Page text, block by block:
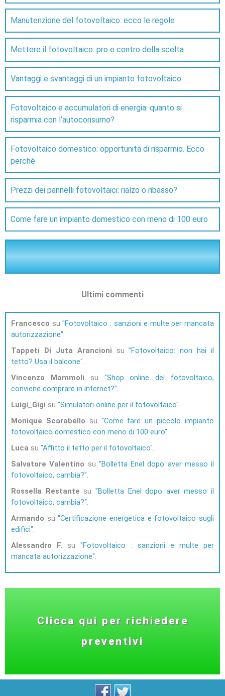
Manutenzione del fotovoltaico: ecco le regole
Mettere il fotovoltaico: pro e contro della scelta
Vantaggi e svantaggi di un impianto fotovoltaico
Fotovoltaico e accumulatori di energia: quanto si
risparmia con l’autoconsumo?
Fotovoltaico domestico: opportunità di risparmio. Ecco
perchè
Prezzi dei pannelli fotovoltaici: rialzo o ribasso?
Come fare un impianto domestico con meno di 100 euro
Ultimi commenti
Francesco su Fotovoltaico : sanzioni e multe per mancata
autorizzazione
Tappeti Di Juta Arancioni su Fotovoltaico: non hai il
tetto? Usa il balcone
Vincenzo Mammoli su
Shop online del fotovoltaico,
conviene comprare in internet?
Luigi_Gigi su Simulatori online per il fotovoltaico
Monique Scarabello su
Come fare un piccolo impianto
fotovoltaico domestico con meno di 100 euro
Luca su Affitto il tetto per il fotovoltaico
Salvatore Valentino su
Bolletta Enel dopo aver messo il
fotovoltaico, cambia?
Rossella Restante su
Bolletta Enel dopo aver messo il
fotovoltaico, cambia?
Armando su Certificazione energetica e fotovoltaico sugli
edifici
Alessandro F. su Fotovoltaico : sanzioni e multe per
mancata autorizzazione
Clicca qui per richiedere
preventivi